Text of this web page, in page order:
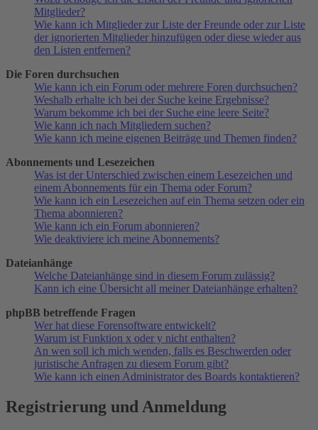
Mitglieder?
Wie kann ich Mitglieder zur Liste der Freunde oder zur Liste
der ignorierten Mitglieder hinzufügen oder diese wieder aus
den Listen entfernen?
Die Foren durchsuchen
Wie kann ich ein Forum oder mehrere Foren durchsuchen?
Weshalb erhalte ich bei der Suche keine Ergebnisse?
Warum bekomme ich bei der Suche eine leere Seite?
Wie kann ich nach Mitgliedern suchen?
Wie kann ich meine eigenen Beiträge und Themen finden?
Abonnements und Lesezeichen
Was ist der Unterschied zwischen einem Lesezeichen und
einem Abonnements für ein Thema oder Forum?
Wie kann ich ein Lesezeichen auf ein Thema setzen oder ein
Thema abonnieren?
Wie kann ich ein Forum abonnieren?
Wie deaktiviere ich meine Abonnements?
Dateianhänge
Welche Dateianhänge sind in diesem Forum zulässig?
Kann ich eine Übersicht all meiner Dateianhänge erhalten?
phpBB betreffende Fragen
Wer hat diese Forensoftware entwickelt?
Warum ist Funktion x oder y nicht enthalten?
An wen soll ich mich wenden, falls es Beschwerden oder
juristische Anfragen zu diesem Forum gibt?
Wie kann ich einen Administrator des Boards kontaktieren?
Registrierung und Anmeldung